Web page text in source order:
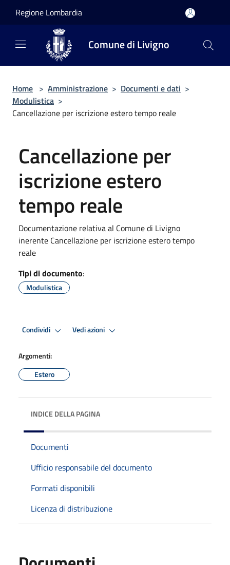
Regione Lombardia
Comune di Livigno
Home > Amministrazione > Documenti e dati >
Modulistica >
Cancellazione per iscrizione estero tempo reale
Cancellazione per
iscrizione estero
tempo reale
Documentazione relativa al Comune di Livigno
inerente Cancellazione per iscrizione estero tempo
reale
Tipi di documento:
Modulistica
Condividi Vedi azioni
Argomenti:
Estero
INDICE DELLA PAGINA
Documenti
Ufficio responsabile del documento
Formati disponibili
Licenza di distribuzione